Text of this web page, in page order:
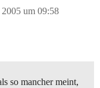
um 09:58
so mancher meint,